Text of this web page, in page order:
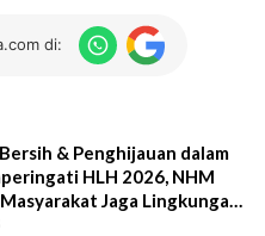
di:
& Penghijauan dalam
HLH 2026, NHM
Jaga Lingkungan